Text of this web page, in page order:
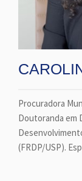
Procuradora
Doutoranda em
(FRDP/USP).